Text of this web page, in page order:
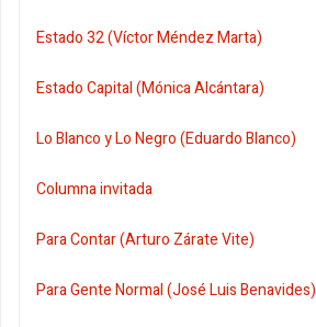
Estado 32 (Víctor Méndez Marta)
Estado Capital (Mónica Alcántara)
Lo Blanco y Lo Negro (Eduardo Blanco)
Columna invitada
Para Contar (Arturo Zárate Vite)
Para Gente Normal (José Luis Benavides)